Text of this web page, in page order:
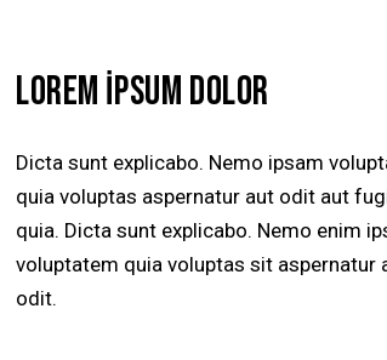
LOREM IPSUM DOLOR
Dicta sunt explicabo. Nemo ipsam
quia voluptas aspernatur aut odit aut
quia. Dicta sunt explicabo. Nemo enim
voluptatem quia voluptas sit aspernatur
odit.